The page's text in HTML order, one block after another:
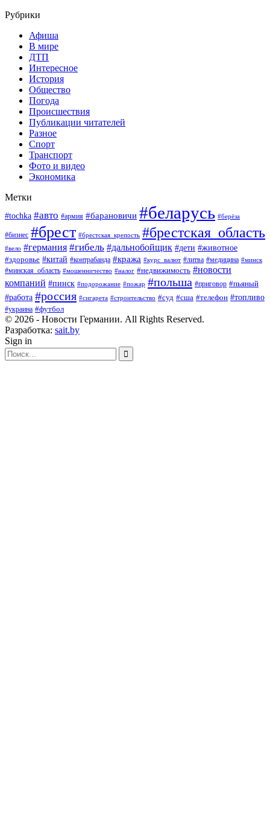
Рубрики
Афиша
В мире
ДТП
Интересное
История
Общество
Погода
Происшествия
Публикации читателей
Разное
Спорт
Транспорт
Фото и видео
Экономика
Метки
#tochka #авто #армия #барановичи #беларусь #берёза
#бизнес #брест #брестская_крепость #брестская_область
#вело #германия #гибель #дальнобойщик #дети #животное
#здоровье #китай #контрабанда #кража #курс_валют #литва #медицина #минск
#минская_область #мошенничество #налог #недвижимость #новости
компаний #пинск #подорожание #пожар #польша #приговор #пьяный
#работа #россия #сигарета #строительство #суд #сша #телефон #топливо
#украина #футбол
© 2026 - Новости Германии. All Rights Reserved.
Разработка: sait.by
Sign in